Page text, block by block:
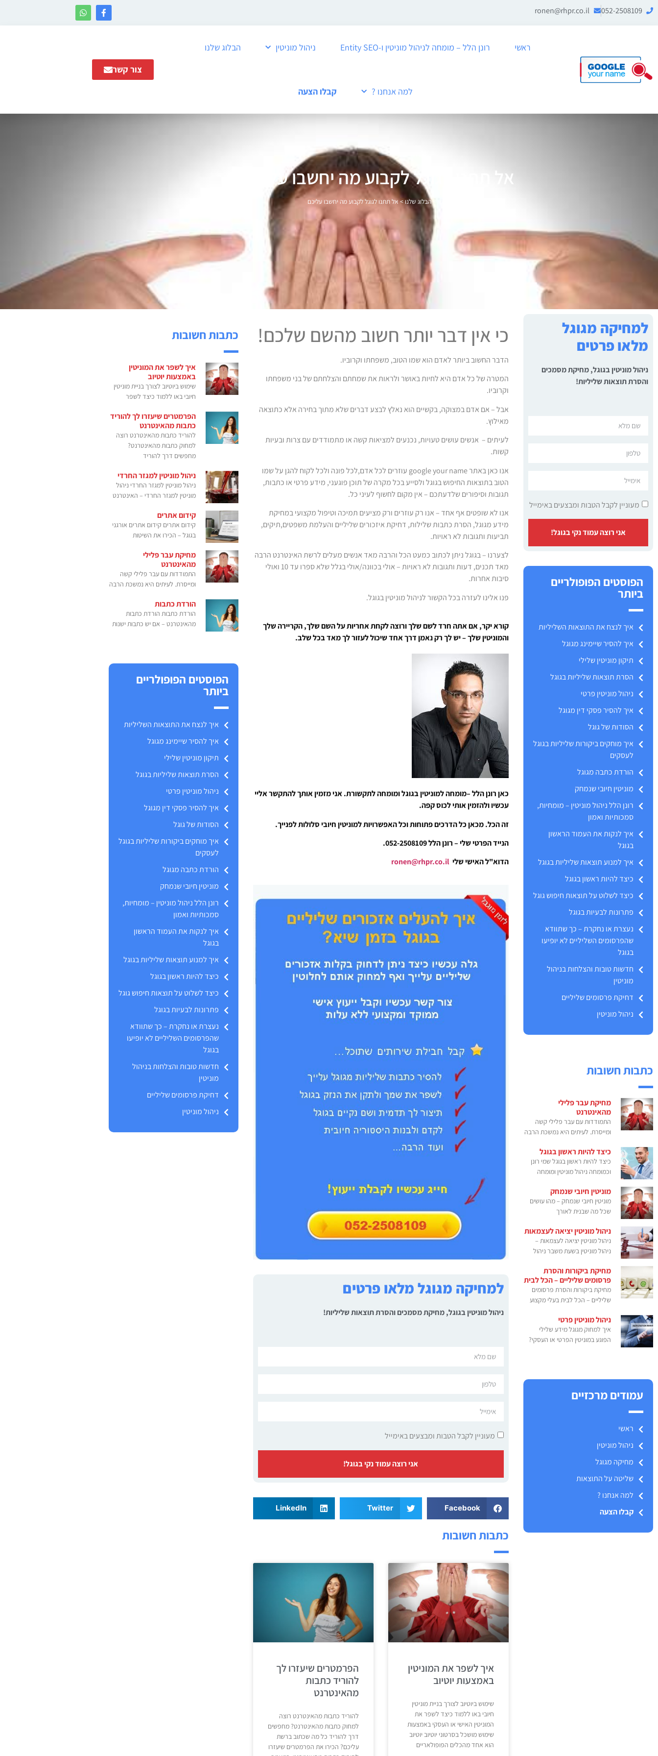
052-2508109
ronen@rhpr.co.il
ראשי רונן הלל – מומחה לניהול מוניטין ו-Entity SEO ניהול מוניטין הבלוג שלנו
למה אנחנו ? קבלו הצעה
צור קשר
אל תתנו לגוגל לקבוע מה יחשבו עליכם
>הבלוג שלנו>אל תתנו לגוגל לקבוע מה יחשבו עליכם
למחיקה מגוגל
מלאו פרטים
ניהול מוניטין בגוגל, מחיקת מסמכים
והסרת תוצאות שליליות!
מעוניין לקבל הטבות ומבצעים באימייל
אני רוצה עמוד נקי בגוגל!
הפוסטים הפופולריים
ביותר
איך לנצח את התוצאות השליליות
איך להסיר שיימינג מגוגל
תיקון מוניטין שלילי
הסרת תוצאות שליליות בגוגל
ניהול מוניטין פרטי
איך להסיר פסקי דין מגוגל
הסודות של גוגל
איך מוחקים ביקורות שליליות בגוגל
לעסקים
הורדת כתבה מגוגל
מוניטין חיובי שנמחק
רונן הלל ניהול מוניטין – מומחיות,
סמכותיות ואמון
איך לנקות את העמוד הראשון
בגוגל
איך למנוע תוצאות שליליות בגוגל
כיצד להיות ראשון בגוגל
כיצד לשלוט על תוצאות חיפוש גוגל
פתרונות לבעיות בגוגל
נעצרת או נחקרת – כך שתוודא
שהפרסומים השליליים לא יופיעו
בגוגל
חדשות טובות והצלחות בניהול
מוניטין
דחיקת פרסומים שליליים
ניהול מוניטין
כתבות חשובות
מחיקת עבר פלילי
מהאינטרנט
התמודדות עם עבר פלילי קשה
ומייסרת. לעיתים היא נמשכת הרבה
כיצד להיות ראשון בגוגל
כיצד להיות ראשון בגוגל שמי רונן
וכמומחה ניהול מוניטין ומומחה
מוניטין חיובי שנמחק
מוניטין חיובי שנמחק – מהו עושים
שכל מה שבנית לאורך
ניהול מוניטין יציאה לעצמאות
ניהול מוניטין יציאה לעצמאות –
ניהול מוניטין בשעת משבר ניהול
מחיקת ביקורות והסרת
פרסומים שליליים – הכל לבית
מחיקת ביקורות והסרת פרסומים
שליליים – הכל לבית בעלי מקצוע
ניהול מוניטין פרטי
איך למחוק מגוגל מידע שלילי
הפוגע במוניטין הפרטי או העסקי?
עמודים מרכזיים
ראשי
ניהול מוניטין
מחיקה מגוגל
שליטה על התוצאות
למה אנחנו ?
קבלו הצעה
כי אין דבר יותר חשוב מהשם שלכם!
הדבר החשוב ביותר לאדם הוא שמו הטוב, משפחתו וקרוביו.
המטרה של כל אדם היא לחיות באושר ולראות את שמחתם והצלחתם של בני משפחתו
וקרוביו.
אבל – אם אדם במצוקה, בקשיים הוא נאלץ לבצע דברים שלא מתוך בחירה אלא כתוצאה
מאילוץ.
לעיתים – אנשים עושים טעויות, נכנעים למציאות קשה או מתמודדים עם צרות ובעיות
קשות.
אנו כאן באתר google your name עוזרים לכל אדם,לכל פונה ולכל לקוח להגן על שמו
הטוב בתוצאות החיפוש בגוגל ולסייע בכל מקרה של תוכן פוגעני, מידע פרטי או כתבות,
תגובות וסיפורים שלדעתכם – אין מקום לחשוף לעיני כל.
אנו לא שופטים אף אחד – אנו רק עוזרים ורק מציעים תמיכה וטיפול מקצועי במחיקת
מידע מגוגל, הסרת כתבות שלילות, דחיקת איזכורים שליליים והעלמת משפטים,תיקים,
תביעות ותגובות לא ראויות.
לצערנו – בגוגל ניתן לכתוב כמעט הכל והרבה מאד אנשים מעלים לרשת האינטרנט הרבה
מאד תכנים, דעות ותגובות לא ראויות – אולי בכוונה/אולי בגלל שלא ספרו עד 10 ואולי
סיבות אחרות.
פנו אלינו לעזרה בכל הקשור לניהול מוניטין בגוגל.
קורא יקר, אם אתה חרד לשם שלך ורוצה לקחת אחריות על השם שלך, הקריירה שלך
והמוניטין שלך – יש לך רק נאמן דרך אחד שיכול לעזור לך מאד בכל שלב.
כאן רונן הלל –מומחה למוניטין בגוגל ומומחה לתקשורת. אני מזמין אותך להתקשר אליי
עכשיו ולהזמין אותי לכוס קפה.
זה הכל. מכאן כל הדרכים פתוחות וכל האפשרויות למוניטין חיובי סלולות לפנייך.
הנייד הפרטי שלי – רונן הלל 052-2508109.
הדוא"ל האישי שלי
למחיקה מגוגל מלאו פרטים
ניהול מוניטין בגוגל, מחיקת מסמכים והסרת תוצאות שליליות!
מעוניין לקבל הטבות ומבצעים באימייל
אני רוצה עמוד נקי בגוגל!
Facebook
Twitter
LinkedIn
כתבות חשובות
איך לשפר את המוניטין
באמצעות יוטיוב
שימוש ביוטיוב לצורך בניית מוניטין
חיובי באו ללמוד כיצד לשפר את
המוניטין האישי או העסקי באמצעות
שימוש מושכל בסרטוני יוטיוב יוטיוב
הוא אחד מהכלים הפופולאריים
הפרמטרים שיעזרו לך
להוריד כתבות
מהאינטרנט
להוריד כתבות מהאינטרנט רוצה
למחוק כתבות מהאינטרנט? מחפשים
דרך להוריד כל מה שכתוב ברשת
עליכם? הכירו את הפרמטרים שיעזרו
כתבות חשובות
איך לשפר את המוניטין
באמצעות יוטיוב
שימוש ביוטיוב לצורך בניית מוניטין
חיובי באו ללמוד כיצד לשפר
הפרמטרים שיעזרו לך להוריד
כתבות מהאינטרנט
להוריד כתבות מהאינטרנט רוצה
למחוק כתבות מהאינטרנט?
מחפשים דרך להוריד
ניהול מוניטין למגזר החרדי
ניהול מוניטין למגזר החרדי ניהול
מוניטין למגזר החרדי – האינטרנט
קידום אתרים
קידום אתרים קידום אתרים אורגני
בגוגל – הכירו את השיטות
מחיקת עבר פלילי
מהאינטרנט
התמודדות עם עבר פלילי קשה
ומייסרת. לעיתים היא נמשכת הרבה
הורדת כתבות
הורדת כתבות הורדת כתבות
מהאינטרנט – אם יש כתבות ישנות
הפוסטים הפופולריים
ביותר
איך לנצח את התוצאות השליליות
איך להסיר שיימינג מגוגל
תיקון מוניטין שלילי
הסרת תוצאות שליליות בגוגל
ניהול מוניטין פרטי
איך להסיר פסקי דין מגוגל
הסודות של גוגל
איך מוחקים ביקורות שליליות בגוגל
לעסקים
הורדת כתבה מגוגל
מוניטין חיובי שנמחק
רונן הלל ניהול מוניטין – מומחיות,
סמכותיות ואמון
איך לנקות את העמוד הראשון
בגוגל
איך למנוע תוצאות שליליות בגוגל
כיצד להיות ראשון בגוגל
כיצד לשלוט על תוצאות חיפוש גוגל
פתרונות לבעיות בגוגל
נעצרת או נחקרת – כך שתוודא
שהפרסומים השליליים לא יופיעו
בגוגל
חדשות טובות והצלחות בניהול
מוניטין
דחיקת פרסומים שליליים
ניהול מוניטין